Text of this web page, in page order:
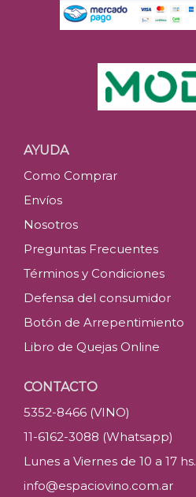
AYUDA
Como Comprar
Envíos
Nosotros
Preguntas Frecuentes
Términos y Condiciones
Defensa del consumidor
Botón de Arrepentimiento
Libro de Quejas Online
CONTACTO
5352-8466 (VINO)
11-6162-3088 (Whatsapp)
Lunes a Viernes de 10 a 17 hs.
info@espaciovino.com.ar